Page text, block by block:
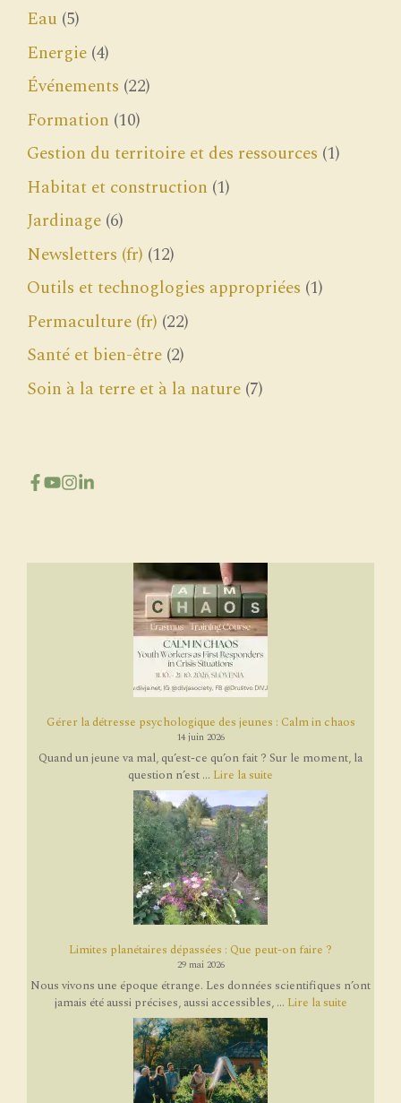
Eau (5)
Energie (4)
Événements (22)
Formation (10)
Gestion du territoire et des ressources (1)
Habitat et construction (1)
Jardinage (6)
Newsletters (fr) (12)
Outils et technoglogies appropriées (1)
Permaculture (fr) (22)
Santé et bien-être (2)
Soin à la terre et à la nature (7)
Gérer la détresse psychologique des jeunes : Calm in chaos
14 juin 2026
Quand un jeune va mal, qu’est-ce qu’on fait ? Sur le moment, la
question n’est ... Lire la suite
Limites planétaires dépassées : Que peut-on faire ?
29 mai 2026
Nous vivons une époque étrange. Les données scientifiques n’ont
jamais été aussi précises, aussi accessibles, ... Lire la suite